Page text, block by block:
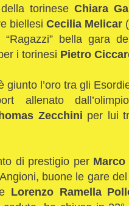
torinese Chiara
biellesi Cecilia Melicar
“Ragazzi” bella gara
i torinesi Pietro
giunto l’oro tra gli
allenato
Zecchini per lui
di prestigio per
buone le gare
Lorenzo Ramella